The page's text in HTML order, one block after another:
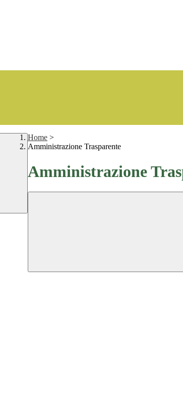
Home >
Amministrazione Trasparente
Amministrazione